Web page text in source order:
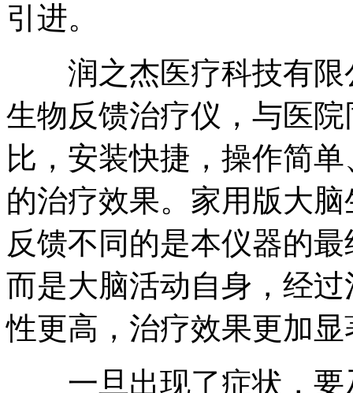
引进。
润之杰医疗科技有限
生物反馈治疗仪，与医
比，安装快捷，操作简
的治疗效果。家用版大
反馈不同的是本仪器的
而是大脑活动自身，经
性更高，治疗效果更加显
一旦出现了症状，要